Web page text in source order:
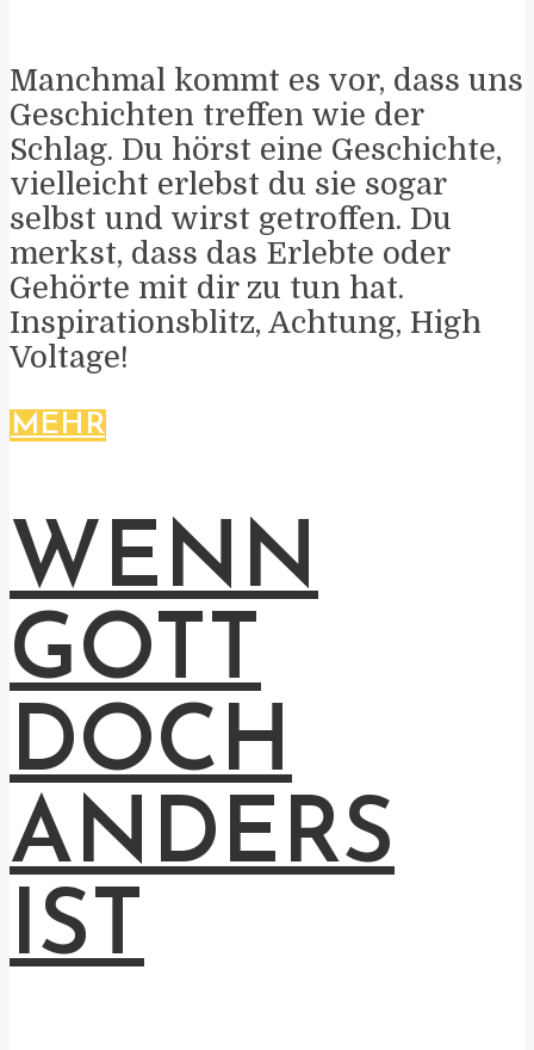
Manchmal kommt es vor, dass uns
Geschichten treffen wie der
Schlag. Du hörst eine Geschichte,
vielleicht erlebst du sie sogar
selbst und wirst getroffen. Du
merkst, dass das Erlebte oder
Gehörte mit dir zu tun hat.
Inspirationsblitz, Achtung, High
Voltage!
MEHR
WENN
GOTT
DOCH
ANDERS
IST